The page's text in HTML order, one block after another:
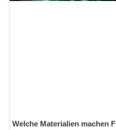
Welche Materialien machen